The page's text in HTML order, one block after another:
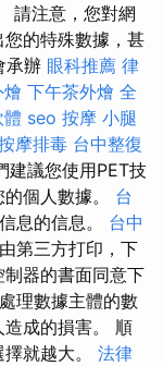
請注意，您對網
的特殊數據，甚
承辦 眼科推薦 律
燴 下午茶外燴 全
seo 按摩 小腿
摩排毒 台中整復
建議您使用PET技
個人數據。 台
息的信息。 台中
第三方打印，下
器的書面同意下
理數據主體的數
成的損害。 順
就越大。 法律